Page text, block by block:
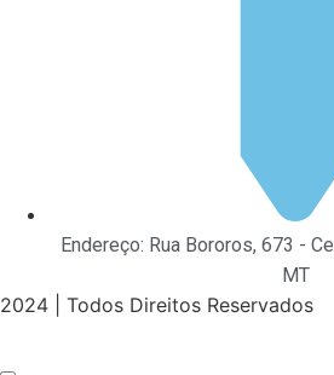
Endereço: Rua Bororos, 673 -
MT
2024 | Todos Direitos Reservados